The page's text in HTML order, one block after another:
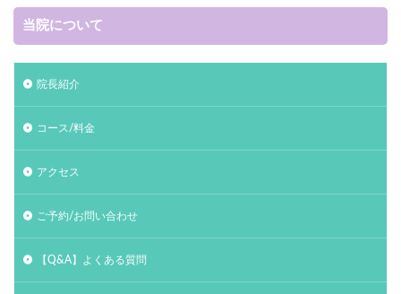
当院について
院長紹介
コース/料金
アクセス
ご予約/お問い合わせ
【Q&A】よくある質問